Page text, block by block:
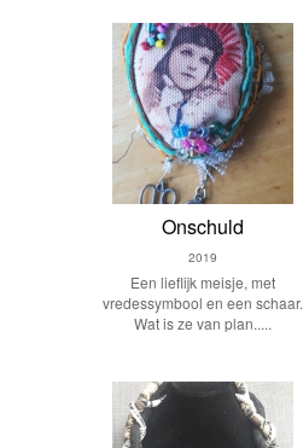
Onschuld
2019
Een lieflijk meisje, met
vredessymbool en een schaar.
Wat is ze van plan.....